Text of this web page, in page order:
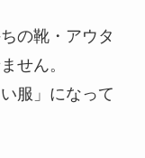
の靴・アウタ
せん。
服」になって